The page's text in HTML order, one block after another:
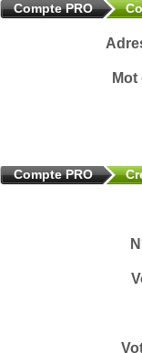
Compte PRO
Compte PRO